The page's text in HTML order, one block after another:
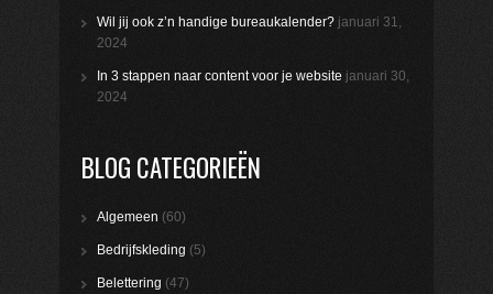
Wil jij ook z’n handige bureaukalender? januari 31,
2024
In 3 stappen naar content voor je website januari 30,
2024
BLOG CATEGORIEËN
Algemeen (60)
Bedrijfskleding (5)
Belettering (47)